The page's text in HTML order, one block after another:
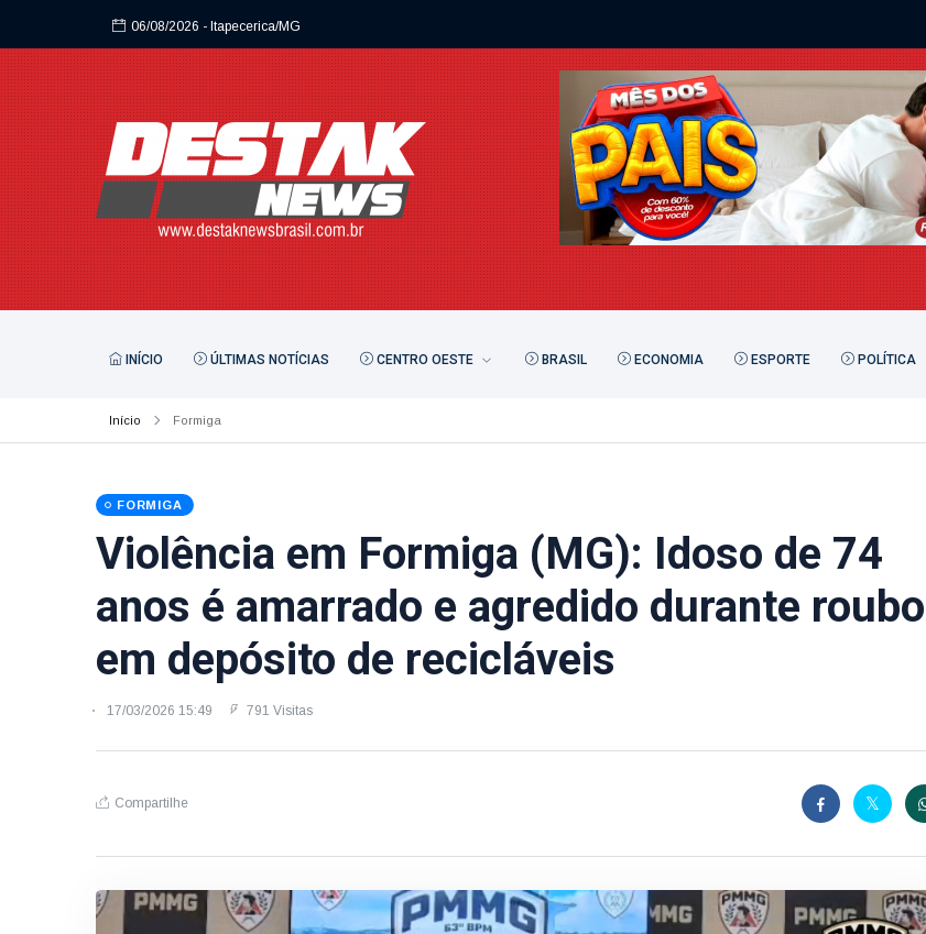
06/08/2026 - Itapecerica/MG
INÍCIO ÚLTIMAS NOTÍCIAS CENTRO OESTE BRASIL ECONOMIA ESPORTE POLÍTICA
Início Formiga
FORMIGA
Violência em Formiga (MG): Idoso de 74
anos é amarrado e agredido durante roubo
em depósito de recicláveis
17/03/2026 15:49 791 Visitas
Compartilhe